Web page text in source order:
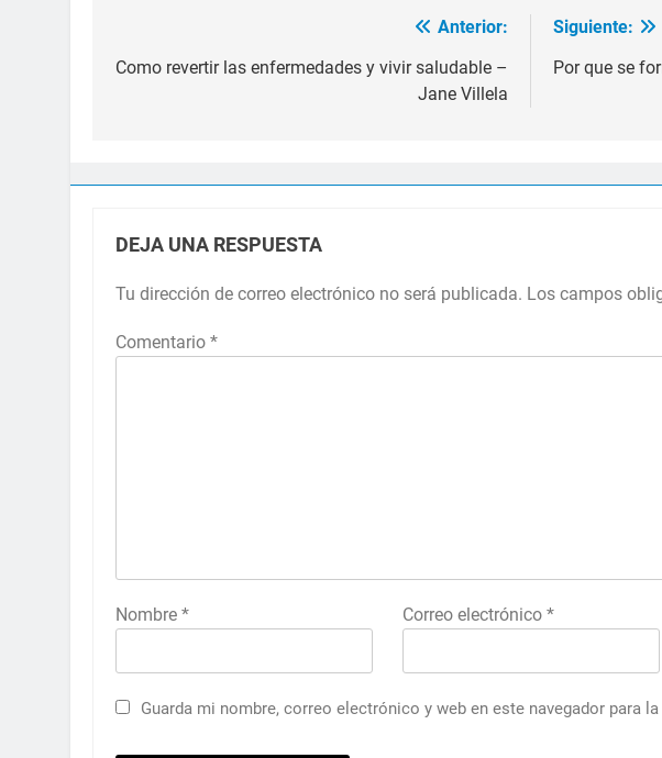
de
Anterior:
Como revertir las enfermedades y vivir saludable –
Jane Villela
Siguiente:
Por que se
DEJA UNA RESPUESTA
Tu dirección de correo electrónico no será publicada. Los campos
Comentario *
Nombre * Correo electrónico *
Guarda mi nombre, correo electrónico y web en este navegador para